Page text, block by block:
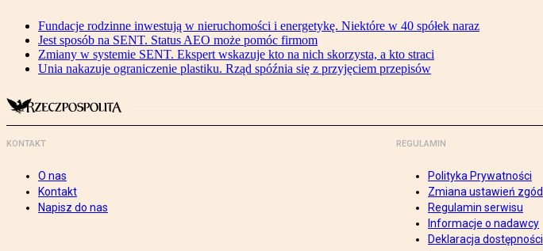
Fundacje rodzinne inwestują w nieruchomości i energetykę. Niektóre w 40 spółek naraz
Jest sposób na SENT. Status AEO może pomóc firmom
Zmiany w systemie SENT. Ekspert wskazuje kto na nich skorzysta, a kto straci
Unia nakazuje ograniczenie plastiku. Rząd spóźnia się z przyjęciem przepisów
KONTAKT
O nas
Kontakt
Napisz do nas
REGULAMIN
Polityka Prywatności
Zmiana ustawień zgód
Regulamin serwisu
Informacje o nadawcy
Deklaracja dostępności